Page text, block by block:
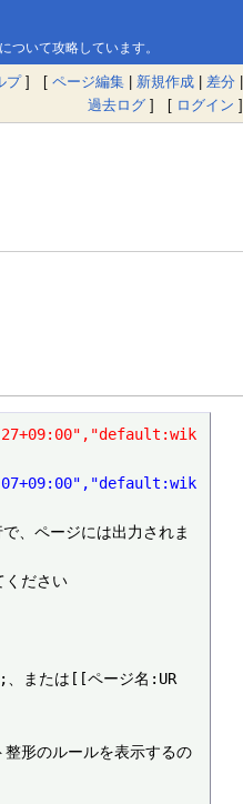
ついて攻略しています。
プ] [ ページ編集 | 新規作成 | 差分 |
過去ログ ] [ ログイン ]
ページには出力されま
ください
または[[ページ名:UR
形のルールを表示するの